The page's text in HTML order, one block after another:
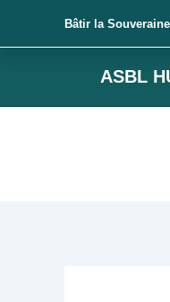
ASBL
Bâtir la
articles